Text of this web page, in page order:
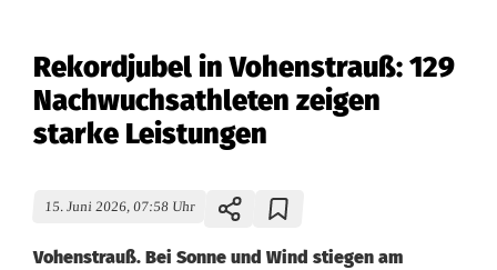
Rekordjubel in Vohenstrauß: 129
Nachwuchsathleten zeigen
starke Leistungen
15. Juni 2026, 07:58 Uhr
Vohenstrauß. Bei Sonne und Wind stiegen am